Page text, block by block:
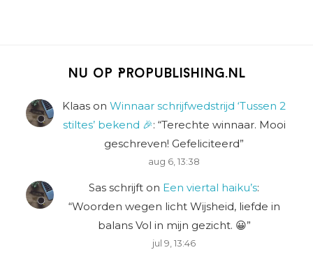
Nu op Propublishing.nl
Klaas on Winnaar schrijfwedstrijd ‘Tussen 2
stiltes’ bekend 🎉: “Terechte winnaar. Mooi
geschreven! Gefeliciteerd”
aug 6, 13:38
Sas schrijft on Een viertal haiku’s:
“Woorden wegen licht Wijsheid, liefde in
balans Vol in mijn gezicht. 😀”
jul 9, 13:46